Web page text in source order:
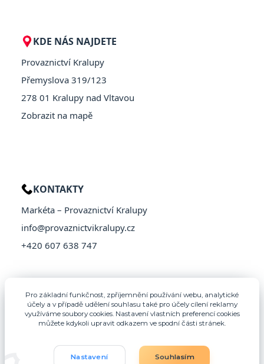
KDE NÁS NAJDETE
Provaznictví Kralupy
Přemyslova 319/123
278 01 Kralupy nad Vltavou
Zobrazit na mapě
KONTAKTY
Markéta – Provaznictví Kralupy
info@provaznictvikralupy.cz
+420 607 638 747
© 2026 Provaznictví Kralupy – Všechna práva vyhrazena
Pro základní funkčnost, zpříjemnění používání webu, analytické
účely a v případě udělení souhlasu také pro účely cílení reklamy
využíváme soubory cookies. Nastavení vlastních preferencí cookies
můžete kdykoli upravit odkazem ve spodní části stránek.
Nastavení Souhlasím